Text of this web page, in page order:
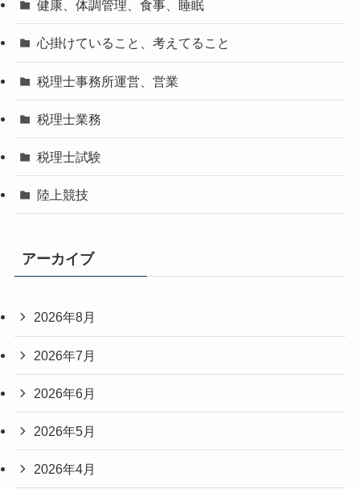
健康、体調管理、食事、睡眠
心掛けていること、考えてること
税理士事務所運営、営業
税理士業務
税理士試験
陸上競技
アーカイブ
2026年8月
2026年7月
2026年6月
2026年5月
2026年4月